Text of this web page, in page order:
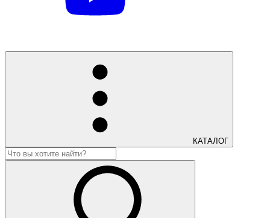
КАТАЛОГ